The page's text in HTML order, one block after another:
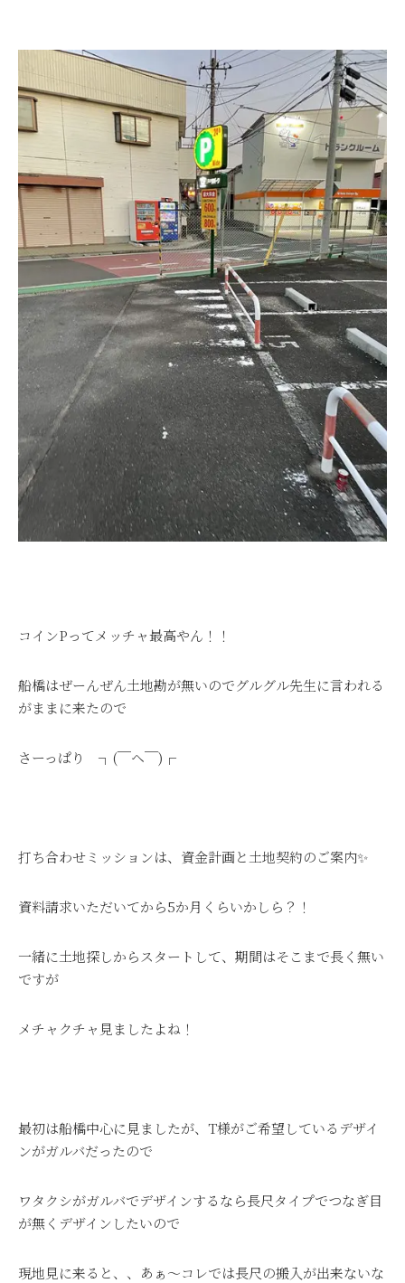
コインPってメッチャ最高やん！！
船橋はぜーんぜん土地勘が無いのでグルグル先生に言われる
がままに来たので
さーっぱり ┐(￣ヘ￣)┌
打ち合わせミッションは、資金計画と土地契約のご案内✨
資料請求いただいてから5か月くらいかしら？！
一緒に土地探しからスタートして、期間はそこまで長く無い
ですが
メチャクチャ見ましたよね！
最初は船橋中心に見ましたが、T様がご希望しているデザイ
ンがガルバだったので
ワタクシがガルバでデザインするなら長尺タイプでつなぎ目
が無くデザインしたいので
現地見に来ると、、あぁ～コレでは長尺の搬入が出来ないな